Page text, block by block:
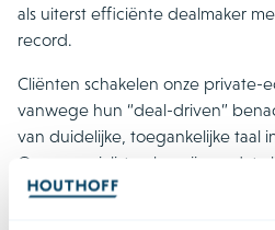
als uiterst efficiënte dealmaker
record.
Cliënten schakelen onze private-
vanwege hun “deal-driven”
van duidelijke, toegankelijke taal
Onze specialisten begrijpen dat
nodig hebben, maar dan wel op